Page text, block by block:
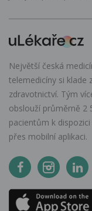
Největší česká
telemedicíny si klade
zdravotnictví. Tým
obslouží průměrně 2
pacientům k
přes mobilní aplikaci.